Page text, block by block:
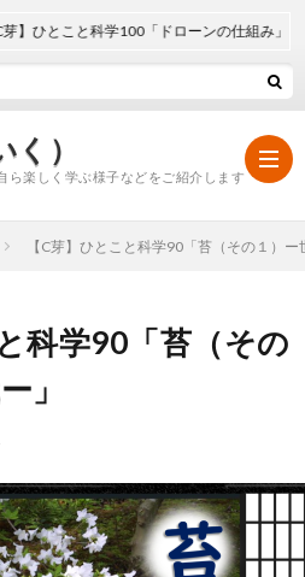
）
ら楽しく学ぶ様子などをご紹介します
ー
学
の
ひとこと科学100「ドローンの仕組み」
【C芽】ひとこと科学90「苔（その１）
科学90「苔（その
」